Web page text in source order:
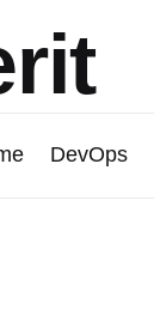
DevOps